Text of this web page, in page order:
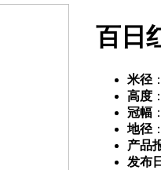
百日
米径
高度
冠幅
地径
产品
发布